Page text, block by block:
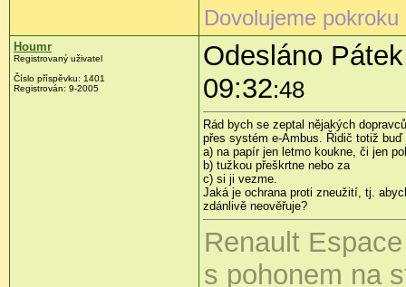
Dovolujeme
Houmr
Registrovaný uživatel
Číslo příspěvku: 1401
Registrován: 9-2005
Odesláno
09:32:48
Rád bych se zeptal nějakých
přes systém e-Ambus. Řidič totiž buď
a) na papír jen letmo koukne, či jen
b) tužkou přeškrtne nebo za
c) si ji vezme.
Jaká je ochrana proti zneužití, tj.
zdánlivě neověřuje?
Renault
s pohonem na